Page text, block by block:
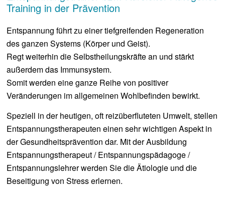
Training in der Prävention
Entspannung führt zu einer tiefgreifenden Regeneration
des ganzen Systems (Körper und Geist).
Regt weiterhin die Selbstheilungskräfte an und stärkt
außerdem das Immunsystem.
Somit werden eine ganze Reihe von positiver
Veränderungen im allgemeinen Wohlbefinden bewirkt.
Speziell in der heutigen, oft reizüberfluteten Umwelt, stellen
Entspannungstherapeuten einen sehr wichtigen Aspekt in
der Gesundheitsprävention dar. Mit der Ausbildung
Entspannungstherapeut / Entspannungspädagoge /
Entspannungslehrer werden Sie die Ätiologie und die
Beseitigung von Stress erlernen.